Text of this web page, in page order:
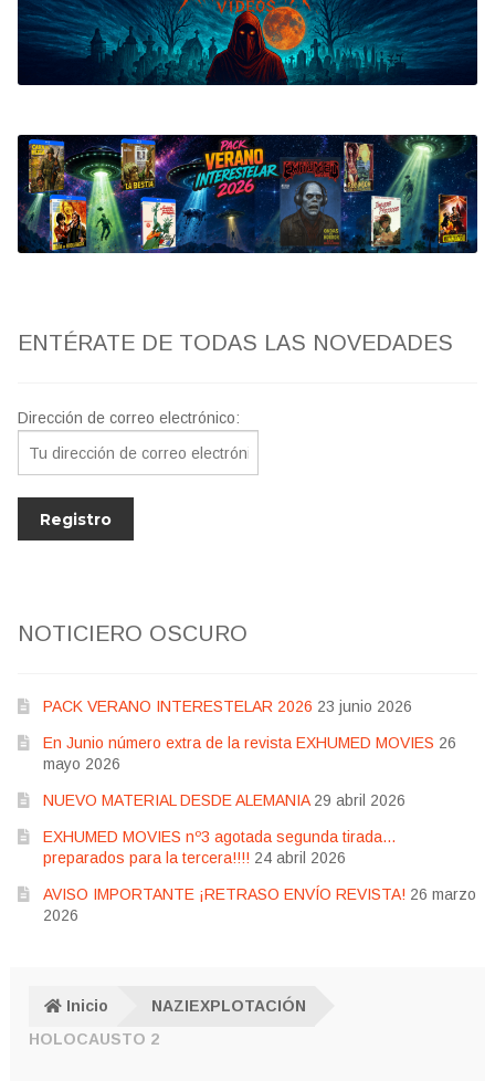
Bluray
Clasificada S
artwork
fantaterror
Jesús Franco
ENTÉRATE DE TODAS LAS NOVEDADES
Dirección de correo electrónico:
NOTICIERO OSCURO
PACK VERANO INTERESTELAR 2026 23 junio 2026
En Junio número extra de la revista EXHUMED MOVIES 26
mayo 2026
NUEVO MATERIAL DESDE ALEMANIA 29 abril 2026
EXHUMED MOVIES nº3 agotada segunda tirada…
preparados para la tercera!!!! 24 abril 2026
AVISO IMPORTANTE ¡RETRASO ENVÍO REVISTA! 26 marzo
2026
Inicio
NAZIEXPLOTACIÓN
HOLOCAUSTO 2